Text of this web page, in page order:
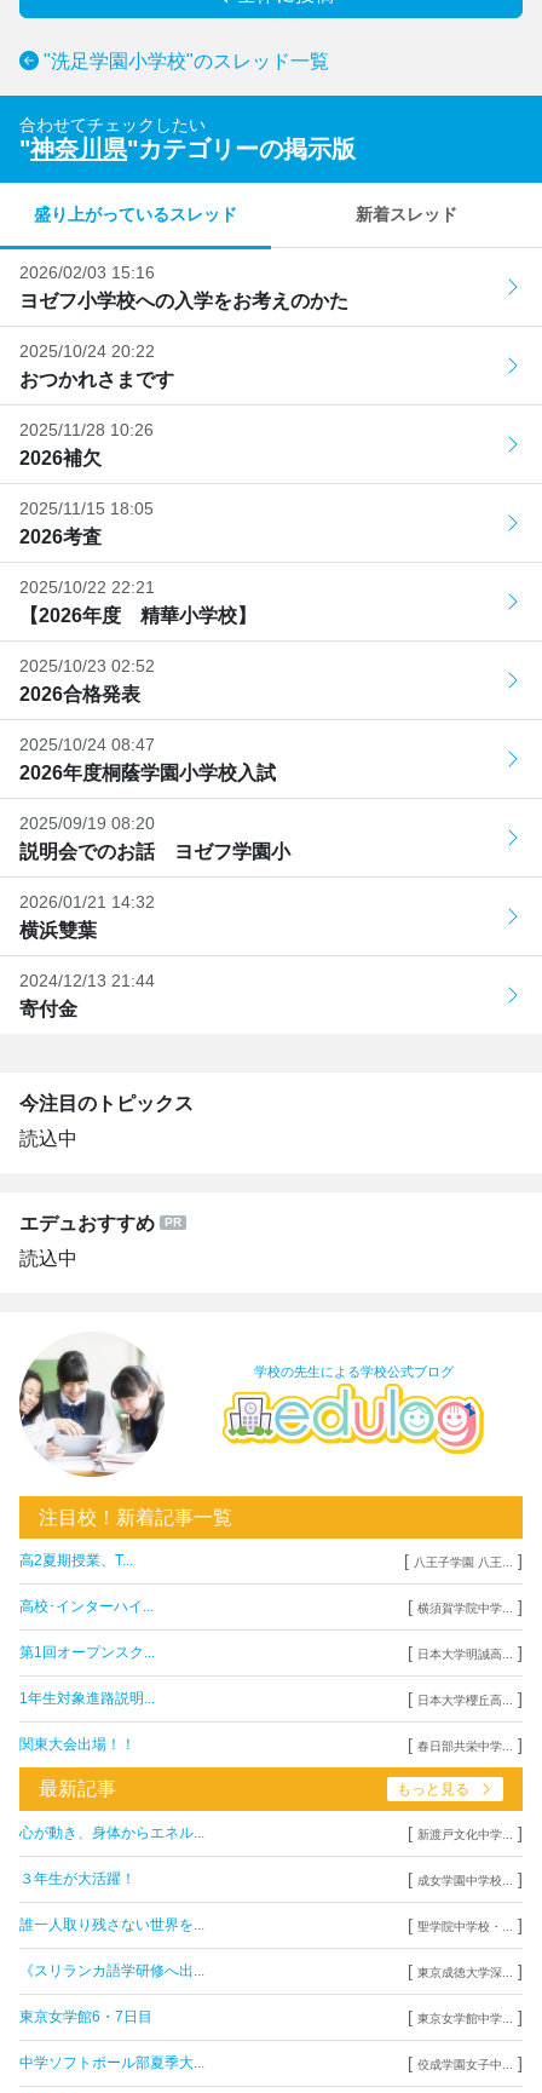
"洗足学園小学校"のスレッド一覧
合わせてチェックしたい
"神奈川県"カテゴリーの掲示版
盛り上がっているスレッド 新着スレッド
2026/02/03 15:16
ヨゼフ小学校への入学をお考えのかた
2025/10/24 20:22
おつかれさまです
2025/11/28 10:26
2026補欠
2025/11/15 18:05
2026考査
2025/10/22 22:21
【2026年度 精華小学校】
2025/10/23 02:52
2026合格発表
2025/10/24 08:47
2026年度桐蔭学園小学校入試
2025/09/19 08:20
説明会でのお話 ヨゼフ学園小
2026/01/21 14:32
横浜雙葉
2024/12/13 21:44
寄付金
今注目のトピックス
読込中
エデュおすすめ
読込中
学校の先生による学校公式ブログ
注目校！新着記事一覧
高2夏期授業、T... [ 八王子学園 八王... ]
高校･インターハイ... [ 横須賀学院中学... ]
第1回オープンスク... [ 日本大学明誠高... ]
1年生対象進路説明... [ 日本大学櫻丘高... ]
関東大会出場！！ [ 春日部共栄中学... ]
最新記事 もっと見る
心が動き、身体からエネル... [ 新渡戸文化中学... ]
３年生が大活躍！ [ 成女学園中学校... ]
誰一人取り残さない世界を... [ 聖学院中学校・... ]
《スリランカ語学研修へ出... [ 東京成徳大学深... ]
東京女学館6・7日目 [ 東京女学館中学... ]
中学ソフトボール部夏季大... [ 佼成学園女子中... ]